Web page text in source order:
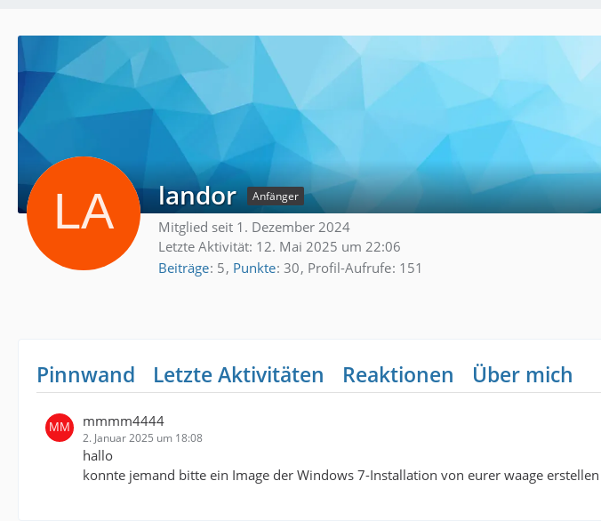
landor Anfänger
Mitglied seit 1. Dezember 2024
Letzte Aktivität: 12. Mai 2025 um 22:06
Beiträge 5 Punkte 30 Profil-Aufrufe 151
Pinnwand Letzte Aktivitäten Reaktionen Über mich
mmmm4444
2. Januar 2025 um 18:08
hallo
konnte jemand bitte ein Image der Windows 7-Installation von eurer waage